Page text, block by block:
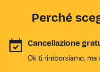
Perché
Cancellazione
Ok ti rimborsiamo,